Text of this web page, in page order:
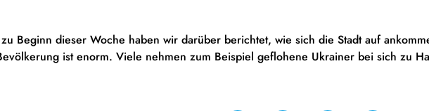
zu Beginn dieser Woche haben wir darüber berichtet, wie sich die Stadt auf
ist enorm. Viele nehmen zum Beispiel geflohene Ukrainer bei sich zu